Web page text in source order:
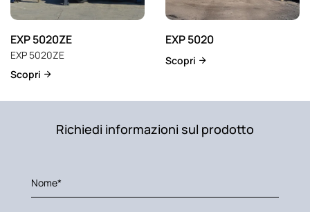
EXP 5020ZE
EXP 5020ZE
Scopri
EXP 5020
Scopri
Richiedi informazioni sul prodotto